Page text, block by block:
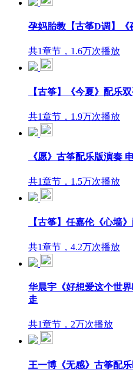
孕妈胎教【古筝D调】
共1章节，1.6万次播放
【古筝】《今夏》配乐
共1章节，1.9万次播放
《愿》古筝配乐版演奏
共1章节，1.5万次播放
【古筝】任嘉伦《心墙
共1章节，4.2万次播放
华晨宇《好想爱这个世
走
共1章节，2万次播放
王一博《无感》古筝配